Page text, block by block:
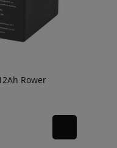
Rower